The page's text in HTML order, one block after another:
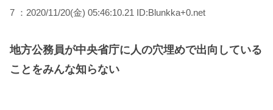
7 ：2020/11/20(金) 05:46:10.21 ID:Blunkka+0.net
地方公務員が中央省庁に人の穴埋めで出向している
ことをみんな知らない